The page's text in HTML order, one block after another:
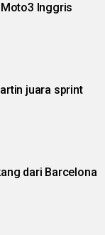
Inggris
juara sprint
dari Barcelona